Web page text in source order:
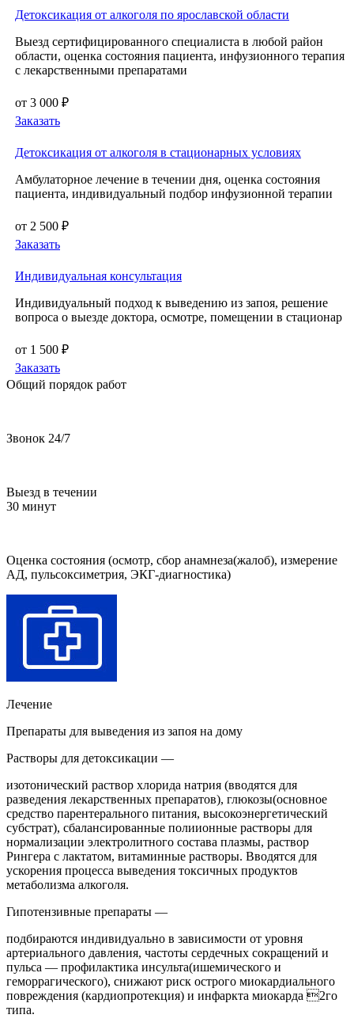
Детоксикация от алкоголя по ярославской области
Выезд сертифицированного специалиста в любой район
области, оценка состояния пациента, инфузионного терапия
с лекарственными препаратами
от 3 000 ₽
Заказать
Детоксикация от алкоголя в стационарных условиях
Амбулаторное лечение в течении дня, оценка состояния
пациента, индивидуальный подбор инфузионной терапии
от 2 500 ₽
Заказать
Индивидуальная консультация
Индивидуальный подход к выведению из запоя, решение
вопроса о выезде доктора, осмотре, помещении в стационар
от 1 500 ₽
Заказать
Общий порядок работ
Звонок 24/7
Выезд в течении
30 минут
Оценка состояния (осмотр, сбор анамнеза(жалоб), измерение
АД, пульсоксиметрия, ЭКГ-диагностика)
Лечение
Препараты для выведения из запоя на дому
Растворы для детоксикации —
изотонический раствор хлорида натрия (вводятся для
разведения лекарственных препаратов), глюкозы(основное
средство парентерального питания, высокоэнергетический
субстрат), сбалансированные полиионные растворы для
нормализации электролитного состава плазмы, раствор
Рингера с лактатом, витаминные растворы. Вводятся для
ускорения процесса выведения токсичных продуктов
метаболизма алкоголя.
Гипотензивные препараты —
подбираются индивидуально в зависимости от уровня
артериального давления, частоты сердечных сокращений и
пульса — профилактика инсульта(ишемического и
геморрагического), снижают риск острого миокардиального
повреждения (кардиопротекция) и инфаркта миокарда 2го
типа.